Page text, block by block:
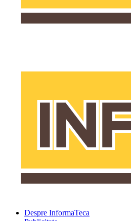
Despre InformaTeca